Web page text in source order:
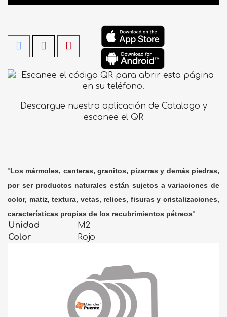
Descargue nuestra aplicación de Catalogo y
escanee el QR
"Los mármoles, canteras, granitos, pizarras y demás piedras,
por ser productos naturales están sujetos a variaciones de
color, matiz, textura, vetas, relices, fisuras y cristalizaciones,
características propias de los recubrimientos pétreos"
Unidad
M2
Color
Rojo